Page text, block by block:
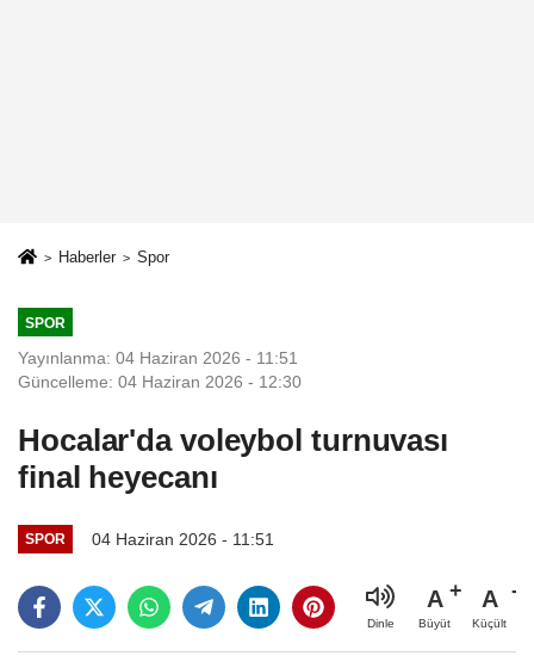
Haberler Spor
SPOR
Yayınlanma: 04 Haziran 2026 - 11:51
Güncelleme: 04 Haziran 2026 - 12:30
Hocalar'da voleybol turnuvası
final heyecanı
SPOR 04 Haziran 2026 - 11:51
Dinle
A
Büyüt
A
Küçült